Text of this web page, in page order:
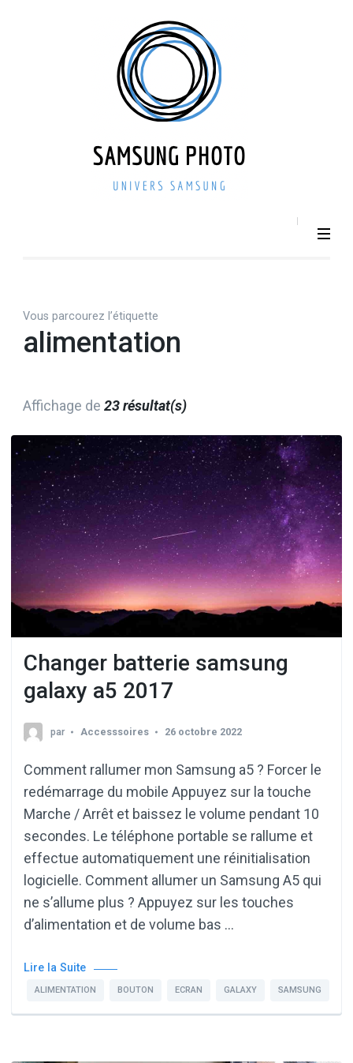
Vous parcourez l’étiquette
alimentation
Affichage de 23 résultat(s)
Changer batterie samsung
galaxy a5 2017
par Accesssoires 26 octobre 2022
Comment rallumer mon Samsung a5 ? Forcer le
redémarrage du mobile Appuyez sur la touche
Marche / Arrêt et baissez le volume pendant 10
secondes. Le téléphone portable se rallume et
effectue automatiquement une réinitialisation
logicielle. Comment allumer un Samsung A5 qui
ne s’allume plus ? Appuyez sur les touches
d’alimentation et de volume bas …
Lire la Suite
ALIMENTATION BOUTON ECRAN GALAXY SAMSUNG